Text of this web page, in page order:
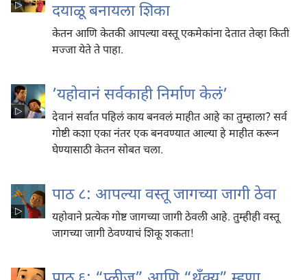
दयाळू बनायला शिका
केतन आणि केतकी आपल्या वस्तू एकमेकांना देतात तेव्हा किती
मज्जा येते ते पाहा.
’यहोवानं सर्वकाही निर्माण केलं’
देवानं सर्वात पहिलं काय बनवलं माहीत आहे का तुम्हाला? सर्व
गोष्टी कशा एका नंतर एक बनवण्यात आल्या हे माहीत करून
घेण्यासाठी केतन सोबत चला.
पाठ ८: आपल्या वस्तू जागच्या जागी ठेवा
यहोवाने प्रत्येक गोष्ट जागच्या जागी ठेवली आहे. तुम्हीही वस्तू
जागच्या जागी ठेवण्याचं शिकू शकता!